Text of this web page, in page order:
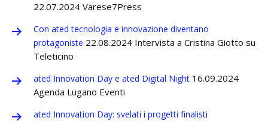
22.07.2024 Varese7Press
Con ated tecnologia e innovazione diventano
protagoniste 22.08.2024 Intervista a Cristina Giotto su
Teleticino
ated Innovation Day e ated Digital Night 16.09.2024
Agenda Lugano Eventi
ated Innovation Day: svelati i progetti finalisti